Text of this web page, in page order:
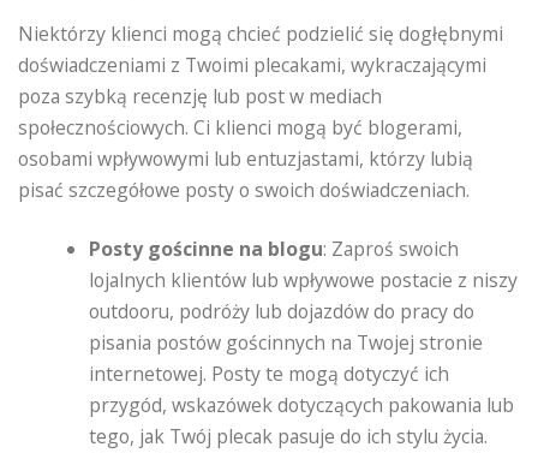
Niektórzy klienci mogą chcieć podzielić się dogłębnymi
doświadczeniami z Twoimi plecakami, wykraczającymi
poza szybką recenzję lub post w mediach
społecznościowych. Ci klienci mogą być blogerami,
osobami wpływowymi lub entuzjastami, którzy lubią
pisać szczegółowe posty o swoich doświadczeniach.
Posty gościnne na blogu: Zaproś swoich
lojalnych klientów lub wpływowe postacie z niszy
outdooru, podróży lub dojazdów do pracy do
pisania postów gościnnych na Twojej stronie
internetowej. Posty te mogą dotyczyć ich
przygód, wskazówek dotyczących pakowania lub
tego, jak Twój plecak pasuje do ich stylu życia.